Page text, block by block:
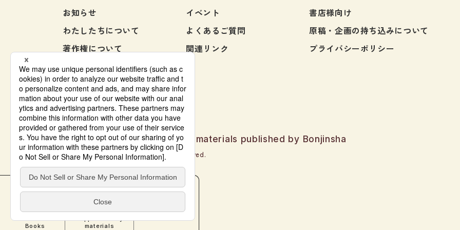
本をさがす
Search for
Books
教材サポート
Supplementary
materials
電子書籍
e-Book
お知らせ
イベント
書店様向け
わたしたちについて
よくあるご質問
原稿・企画の持ち込みについて
著作権について
関連リンク
プライバシーポリシー
お問い合わせ
Japanese language learning materials published by Bonjinsha
© Bonjinsha Co., LTD. All Rights Reserved.